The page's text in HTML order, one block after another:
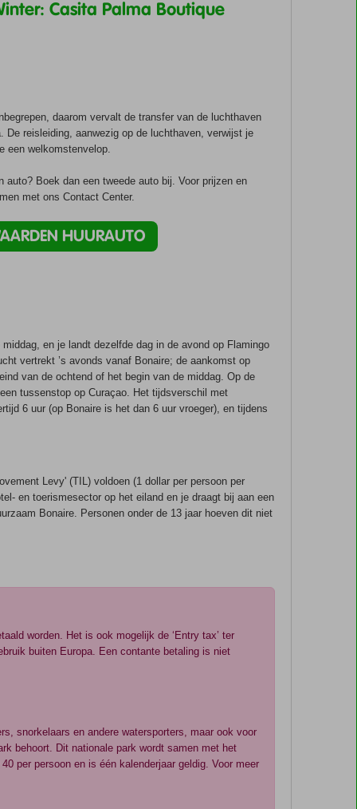
Casita Palma Boutique
daarom vervalt de transfer van de luchthaven
De reisleiding, aanwezig op de luchthaven, verwijst je
een welkomstenvelop.
auto? Boek dan een tweede auto bij. Voor prijzen en
met ons Contact Center.
HUURAUTO
en je landt dezelfde dag in de avond op Flamingo
vertrekt ’s avonds vanaf Bonaire; de aankomst op
van de ochtend of het begin van de middag. Op de
tussenstop op Curaçao. Het tijdsverschil met
6 uur (op Bonaire is het dan 6 uur vroeger), en tijdens
Levy' (TIL) voldoen (1 dollar per persoon per
en toerismesector op het eiland en je draagt bij aan een
Bonaire. Personen onder de 13 jaar hoeven dit niet
worden. Het is ook mogelijk de ‘Entry tax’ ter
buiten Europa. Een contante betaling is niet
snorkelaars en andere watersporters, maar ook voor
behoort. Dit nationale park wordt samen met het
per persoon en is één kalenderjaar geldig. Voor meer